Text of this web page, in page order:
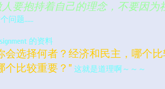
要抱持着自己的理念，不要因为
问题……
的资料
会选择何者？经济和民主，哪个比
个比较重要？” 这就是道理啊～～～